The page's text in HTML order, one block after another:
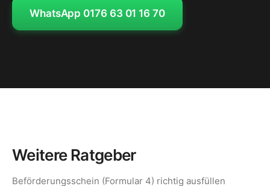
WhatsApp 0176 63 01 16 70
Weitere Ratgeber
Beförderungsschein (Formular 4) richtig ausfüllen